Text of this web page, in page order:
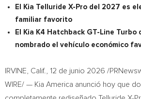
El Kia Telluride X-Pro del 2027 es
familiar favorito
El Kia K4 Hatchback GT-Line Turbo
nombrado el vehículo económico
IRVINE, Calif. 12 de junio 2026 /
WIRE/ — Kia America anunció hoy que